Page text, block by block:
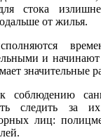
стока
от жилья.
и начинают
значительные
соблюдению
следить за
лиц: